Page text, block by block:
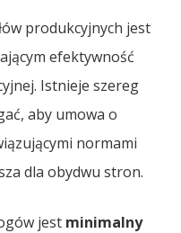
produkcyjnych jest
efektywność
Istnieje szereg
aby umowa o
normami
dla obydwu stron.
jest minimalny